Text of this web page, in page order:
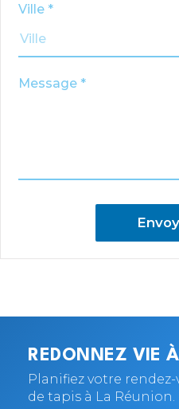
Ville *
Message *
REDONNEZ VIE
Planifiez votre
de tapis à La Réunion.